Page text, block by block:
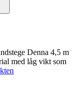
Denna 4,5 m
med låg vikt som